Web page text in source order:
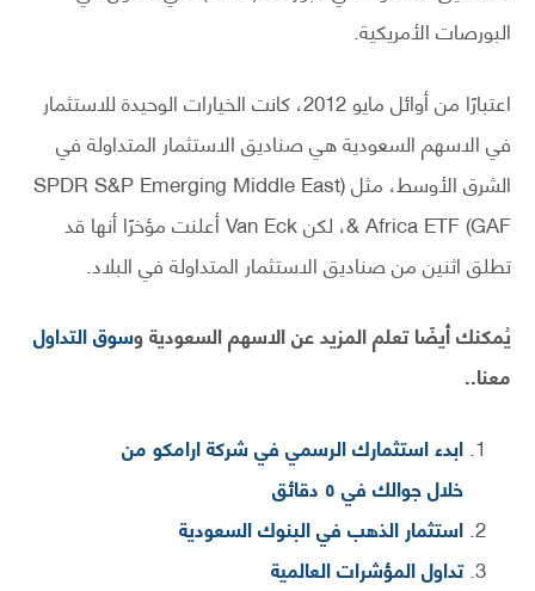
البورصات الأمريكية.
اعتبارًا من أوائل مايو 2012، كانت الخيارات الوحيدة للاستثمار
في الاسهم السعودية هي صناديق الاستثمار المتداولة في
الشرق الأوسط، مثل (SPDR S&P Emerging Middle East
& Africa ETF (GAF، لكن Van Eck أعلنت مؤخرًا أنها قد
تطلق اثنين من صناديق الاستثمار المتداولة في البلاد.
يُمكنك أيضًا تعلم المزيد عن الاسهم السعودية وسوق التداول
معنا..
ابدء استثمارك الرسمي في شركة ارامكو من
خلال جوالك في ٥ دقائق
استثمار الذهب في البنوك السعودية
تداول المؤشرات العالمية